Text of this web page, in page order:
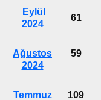
Eylül
2024
61
Ağustos
2024
59
Temmuz
109